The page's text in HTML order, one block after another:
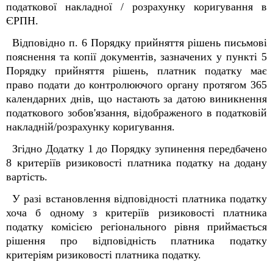
податкової накладної / розрахунку коригування в
ЄРПН.
Відповідно п. 6 Порядку прийняття рішень письмові
пояснення та копії документів, зазначених у пункті 5
Порядку прийняття рішень, платник податку має
право подати до контролюючого органу протягом 365
календарних днів, що настають за датою виникнення
податкового зобов'язання, відображеного в податковій
накладній/розрахунку коригування.
Згідно Додатку 1 до Порядку зупинення передбачено
8 критеріїв ризиковості платника податку на додану
вартість.
У разі встановлення відповідності платника податку
хоча б одному з критеріїв ризиковості платника
податку комісією регіонального рівня приймається
рішення про відповідність платника податку
критеріям ризиковості платника податку.